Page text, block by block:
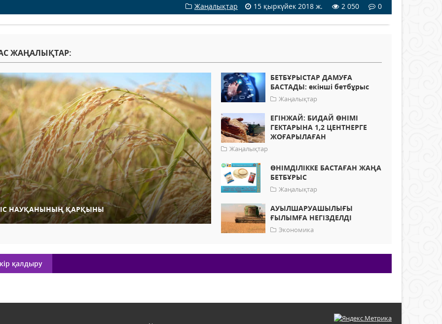
Жаңалықтар
15 қыркүйек 2018 ж. 2 050 0
ЖАҢАЛЫҚТАР:
НАУҚАНЫНЫҢ ҚАРҚЫНЫ
БЕТБҰРЫСТАР ДАМУҒА
БАСТАДЫ: екінші бетбұрыс
Жаңалықтар
ЕГІНЖАЙ: БИДАЙ ӨНІМІ
ГЕКТАРЫНА 1,2 ЦЕНТНЕРГЕ
ЖОҒАРЫЛАҒАН
Жаңалықтар
ӨНІМДІЛІККЕ БАСТАҒАН ЖАҢА
БЕТБҰРЫС
Жаңалықтар
АУЫЛШАРУАШЫЛЫҒЫ
ҒЫЛЫМҒА НЕГІЗДЕЛДІ
Экономика
қалдыру